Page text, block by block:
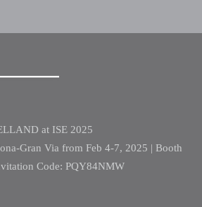
at ISE 2025
Gran Via from Feb 4-7, 2025 | Booth
Code: PQY84NMW